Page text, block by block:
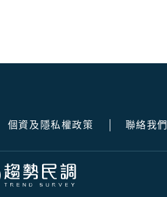
個資及隱私權政策 聯絡我們